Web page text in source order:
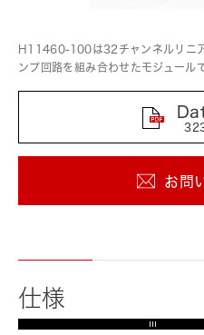
お問
H11460-100は32チャンネルリニ
ンプ回路を組み合わせたモジュールで
仕様